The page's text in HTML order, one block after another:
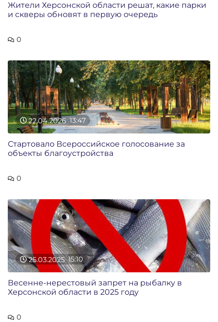
Жители Херсонской области решат, какие парки
и скверы обновят в первую очередь
0
22.04.2026 13:47
Стартовало Всероссийское голосование за
объекты благоустройства
0
25.03.2025 15:10
Весенне-нерестовый запрет на рыбалку в
Херсонской области в 2025 году
0